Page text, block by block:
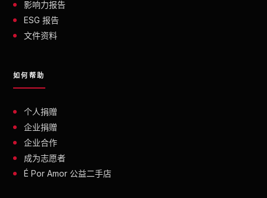
影响力报告
ESG 报告
文件资料
如何帮助
个人捐赠
企业捐赠
企业合作
成为志愿者
É Por Amor 公益二手店